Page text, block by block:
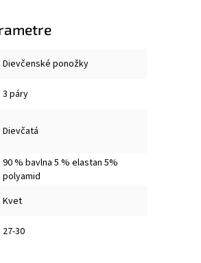
Dievčenské ponožky
3 páry
Dievčatá
90 % bavlna 5 % elastan 5%
polyamid
Kvet
27-30